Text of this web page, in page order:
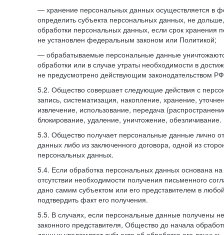
— хранение персональных данных осуществляется в
определить субъекта персональных данных, не
обработки персональных данных, если срок хранения
не установлен федеральным законом или Политикой;
— обрабатываемые персональные данные
обработки или в случае утраты необходимости в
не предусмотрено действующим законодательством
5.2. Общество совершает следующие действия с
запись, систематизация, накопление, хранение,
извлечение, использование, передача
блокирование, удаление, уничтожение, обезличивание.
5.3. Общество получает персональные данные лично
данных либо из заключенного договора, одной из
персональных данных.
5.4. Если обработка персональных данных основана на
отсутствии необходимости получения письменного
дано самим субъектом или его представителем в
подтвердить факт его получения.
5.5. В случаях, если персональные данные получены
законного представителя, Общество до начала